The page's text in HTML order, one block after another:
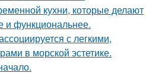
кухни, которые делают
и функциональнее.
с легкими,
в морской эстетике.